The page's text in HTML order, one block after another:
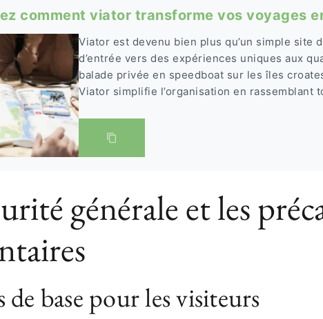
comment viator transforme vos voyages
Viator est devenu bien plus qu’un simple site
d’entrée vers des expériences uniques aux
balade privée en speedboat sur les îles
Viator simplifie l’organisation en rassemblant
générale et les
de base pour les visiteurs